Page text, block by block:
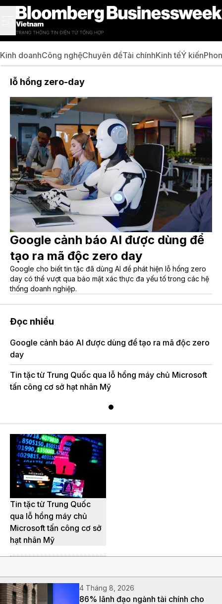
Kinh doanhCông nghệChuyên đềTài chínhKinh tếÝ kiến
lỗ hổng zero-day
Google cảnh báo AI được dùng để
tạo ra mã độc zero day
Google cho biết tin tặc đã dùng AI để phát hiện lỗ hổng zero
day có thể vượt qua bảo mật xác thực đa yếu tố trong các hệ
thống doanh nghiệp.
Đọc nhiều
Google cảnh báo AI được dùng để tạo ra mã độc zero
day
Tin tặc từ Trung Quốc qua lỗ hổng máy chủ Microsoft
tấn công cơ sở hạt nhân Mỹ
Tin tặc từ Trung Quốc
qua lỗ hổng máy chủ
Microsoft tấn công cơ sở
hạt nhân Mỹ
4 Tháng 8, 2026
86% lãnh đạo ngành tài chính cho